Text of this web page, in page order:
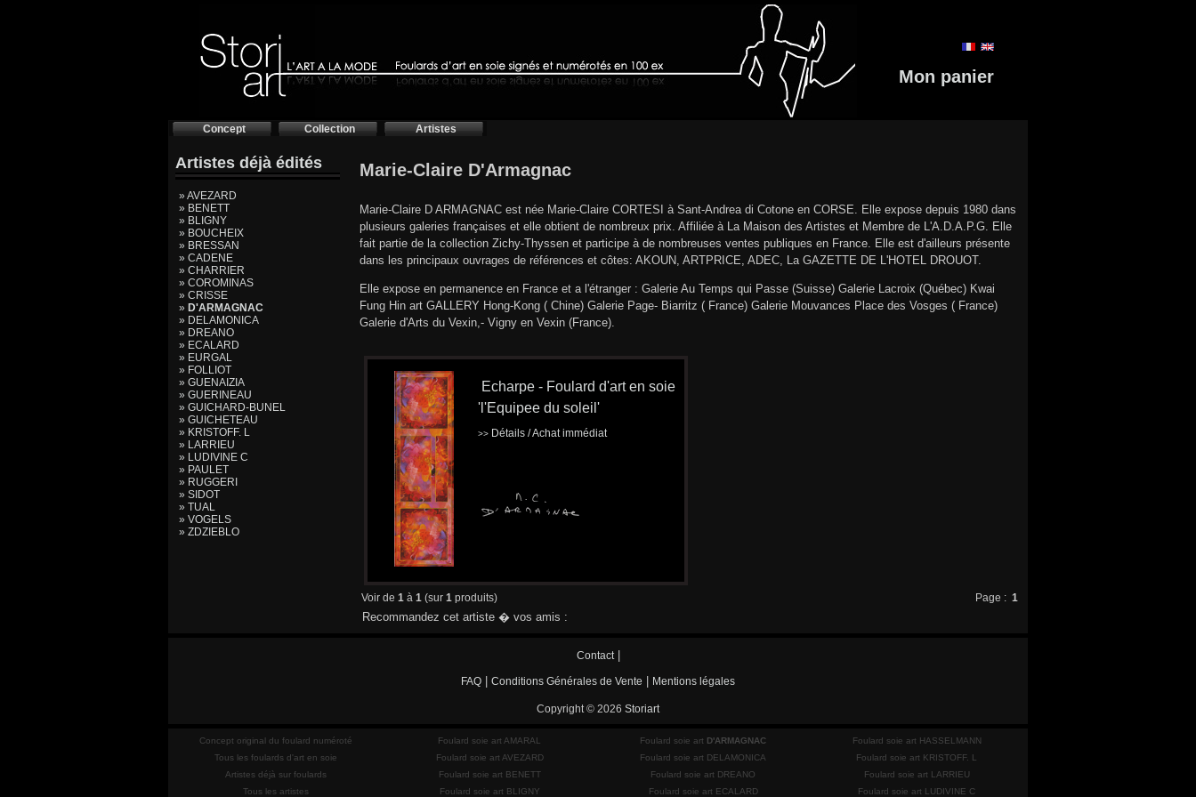
Mon panier
Concept Collection Artistes
Artistes déjà édités
» AVEZARD
» BENETT
» BLIGNY
» BOUCHEIX
» BRESSAN
» CADENE
» CHARRIER
» COROMINAS
» CRISSE
» D'ARMAGNAC
» DELAMONICA
» DREANO
» ECALARD
» EURGAL
» FOLLIOT
» GUENAIZIA
» GUERINEAU
» GUICHARD-BUNEL
» GUICHETEAU
» KRISTOFF. L
» LARRIEU
» LUDIVINE C
» PAULET
» RUGGERI
» SIDOT
» TUAL
» VOGELS
» ZDZIEBLO
Marie-Claire D'Armagnac
Marie-Claire D ARMAGNAC est née Marie-Claire CORTESI à Sant-Andrea di Cotone en CORSE. Elle expose depuis 1980 dans
plusieurs galeries françaises et elle obtient de nombreux prix. Affiliée à La Maison des Artistes et Membre de L'A.D.A.P.G. Elle
fait partie de la collection Zichy-Thyssen et participe à de nombreuses ventes publiques en France. Elle est d'ailleurs présente
dans les principaux ouvrages de références et côtes: AKOUN, ARTPRICE, ADEC, La GAZETTE DE L'HOTEL DROUOT.
Elle expose en permanence en France et a l'étranger : Galerie Au Temps qui Passe (Suisse) Galerie Lacroix (Québec) Kwai
Fung Hin art GALLERY Hong-Kong ( Chine) Galerie Page- Biarritz ( France) Galerie Mouvances Place des Vosges ( France)
Galerie d'Arts du Vexin,- Vigny en Vexin (France).
Echarpe - Foulard d'art en soie
'l'Equipee du soleil'
>> Détails / Achat immédiat
Voir de 1 à 1 (sur 1 produits) Page : 1
Recommandez cet artiste � vos amis :
Contact|
FAQ Conditions Générales de Vente Mentions légales
Copyright © 2026 Storiart
Concept original du foulard numéroté
Tous les foulards d'art en soie
Artistes déjà sur foulards
Tous les artistes
Foulard soie art AMARAL
Foulard soie art AVEZARD
Foulard soie art BENETT
Foulard soie art BLIGNY
Foulard soie art D'ARMAGNAC
Foulard soie art DELAMONICA
Foulard soie art DREANO
Foulard soie art ECALARD
Foulard soie art HASSELMANN
Foulard soie art KRISTOFF. L
Foulard soie art LARRIEU
Foulard soie art LUDIVINE C